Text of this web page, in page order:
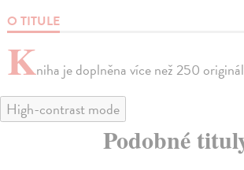
O TITULE
Kniha je doplněna více než 250
High-contrast mode
Podobné